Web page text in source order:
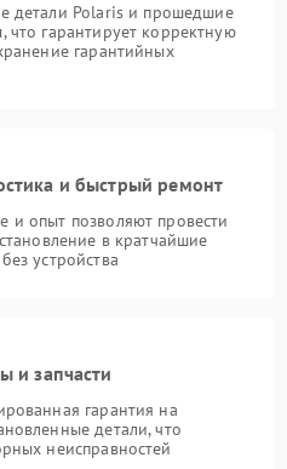
детали Polaris и прошедшие
гарантирует корректную
гарантийных
и быстрый ремонт
опыт позволяют провести
в кратчайшие
устройства
и запчасти
гарантия на
детали, что
неисправностей